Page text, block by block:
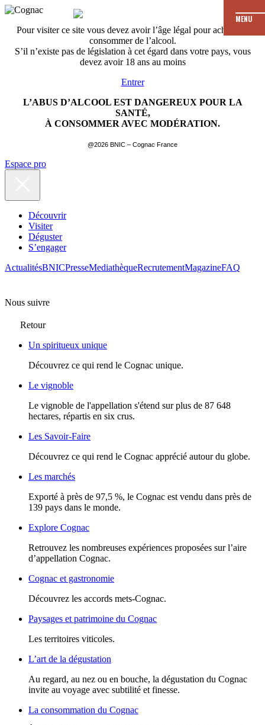
Pour visiter ce site vous devez avoir l’âge légal pour acheter et
consommer de l’alcool.
S’il n’existe pas de législation à cet égard dans votre pays, vous
devez avoir 18 ans au moins
Entrer
L’ABUS D’ALCOOL EST DANGEREUX POUR LA
SANTÉ,
À CONSOMMER AVEC MODÉRATION.
@2026 BNIC – Cognac France
MENU
Espace pro
Découvrir
Visiter
Déguster
S’engager
ActualitésBNICPresseMediathèqueRecrutementMagazineFAQ
Nous suivre
Retour
Un spiritueux unique
Découvrez ce qui rend le Cognac unique.
Le vignoble
Le vignoble de l'appellation s'étend sur plus de 87 648
hectares, répartis en six crus.
Les Savoir-Faire
Découvrez ce qui rend le Cognac apprécié autour du globe.
Les marchés
Exporté à près de 97,5 %, le Cognac est vendu dans près de
139 pays dans le monde.
Explore Cognac
Retrouvez les nombreuses expériences proposées sur l’aire
d’appellation Cognac.
Cognac et gastronomie
Découvrez les accords mets-Cognac.
Paysages et patrimoine du Cognac
Les territoires viticoles.
L’art de la dégustation
Au regard, au nez ou en bouche, la dégustation du Cognac
invite au voyage avec subtilité et finesse.
La consommation du Cognac